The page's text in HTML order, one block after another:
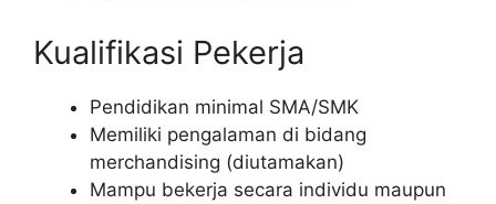
Kualifikasi Pekerja
Pendidikan minimal SMA/SMK
Memiliki pengalaman di bidang
merchandising (diutamakan)
Mampu bekerja secara individu maupun